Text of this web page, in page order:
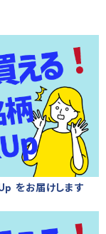
をお届けします